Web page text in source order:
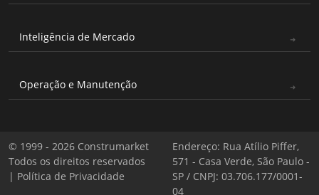
Inteligência de Mercado
Operação e Manutenção
© 1999 - 2026 Construmarket
Todos os direitos reservados
| Política de Privacidade
Endereço: Rua Atílio Piffer,
571 - Casa Verde, São Paulo -
SP / CNPJ: 03.706.177/0001-
04